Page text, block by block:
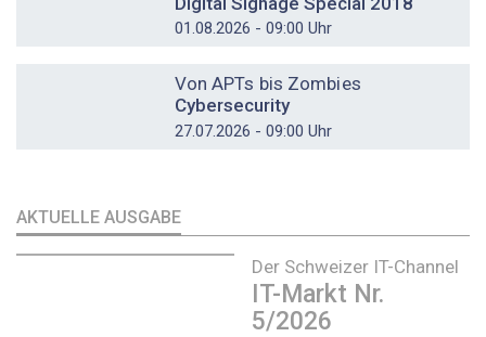
01.08.2026 - 09:00 Uhr
Von APTs bis Zombies
Cybersecurity
27.07.2026 - 09:00 Uhr
AKTUELLE AUSGABE
Der Schweizer IT-Channel
IT-Markt Nr.
5/2026